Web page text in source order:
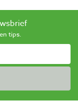
tips.